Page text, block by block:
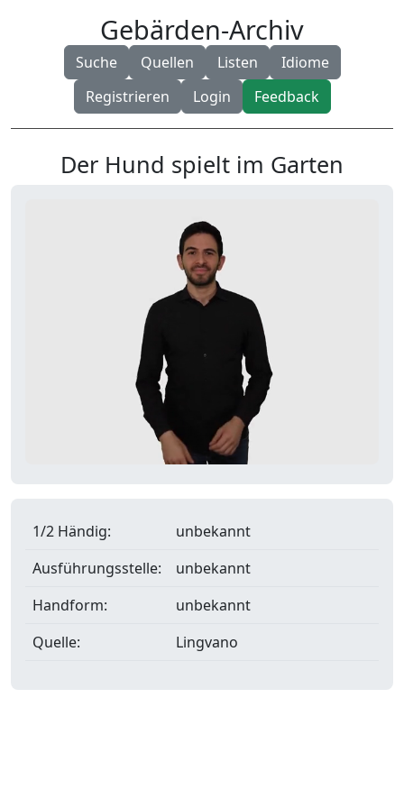
Gebärden-Archiv
Suche Quellen Listen
Idiome
Registrieren
Login Feedback
Der Hund spielt im Garten
1/2 Händig:
unbekannt
Ausführungsstelle:
unbekannt
Handform:
unbekannt
Quelle:
Lingvano